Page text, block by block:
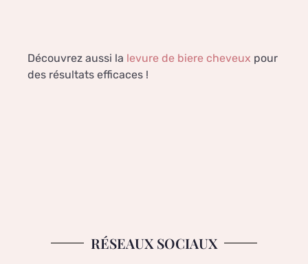
Découvrez aussi la levure de biere cheveux pour
des résultats efficaces !
RÉSEAUX SOCIAUX